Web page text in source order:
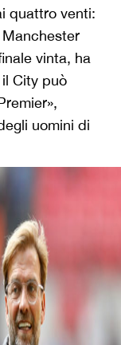
quattro venti:
vinta, ha
City può
uomini di